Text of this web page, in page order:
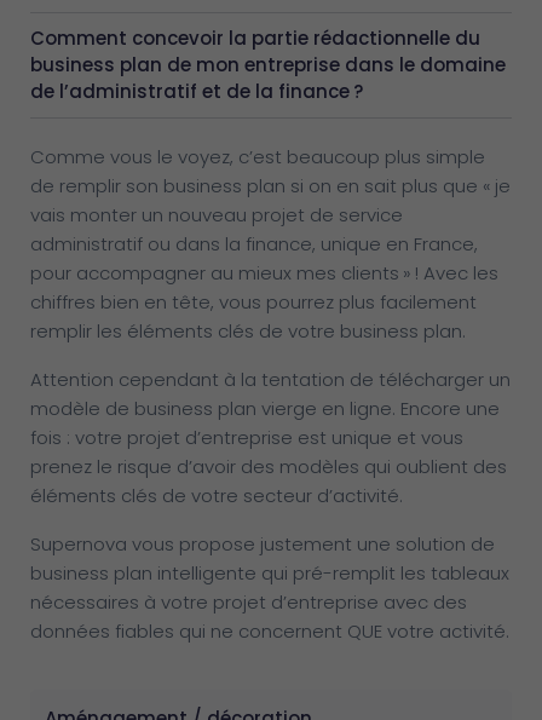
Comment concevoir la partie rédactionnelle du
business plan de mon entreprise dans le domaine
de l’administratif et de la finance ?
Comme vous le voyez, c’est beaucoup plus simple
de remplir son business plan si on en sait plus que « je
vais monter un nouveau projet de service
administratif ou dans la finance, unique en France,
pour accompagner au mieux mes clients » ! Avec les
chiffres bien en tête, vous pourrez plus facilement
remplir les éléments clés de votre business plan.
Attention cependant à la tentation de télécharger un
modèle de business plan vierge en ligne. Encore une
fois : votre projet d’entreprise est unique et vous
prenez le risque d’avoir des modèles qui oublient des
éléments clés de votre secteur d’activité.
Supernova vous propose justement une solution de
business plan intelligente qui pré-remplit les tableaux
nécessaires à votre projet d’entreprise avec des
données fiables qui ne concernent QUE votre activité.